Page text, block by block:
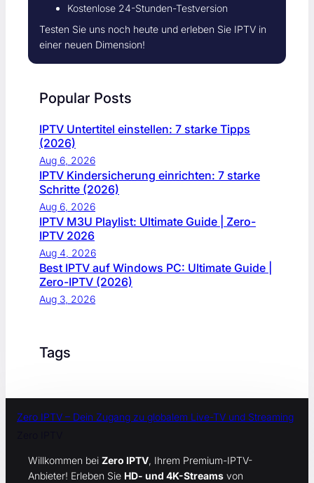
Kostenlose 24-Stunden-Testversion
Testen Sie uns noch heute und erleben Sie IPTV in
einer neuen Dimension!
Popular Posts
IPTV Untertitel einstellen: 7 starke Tipps
(2026)
Aug 6, 2026
IPTV Kindersicherung einrichten: 7 starke
Schritte (2026)
Aug 6, 2026
IPTV M3U Playlist: Ultimate Guide | Zero-
IPTV 2026
Aug 4, 2026
Best IPTV auf Windows PC: Ultimate Guide |
Zero-IPTV (2026)
Aug 3, 2026
Tags
Zero IPTV – Dein Zugang zu globalem Live-TV und Streaming
Willkommen bei Zero IPTV, Ihrem Premium-IPTV-
Anbieter! Erleben Sie HD- und 4K-Streams von